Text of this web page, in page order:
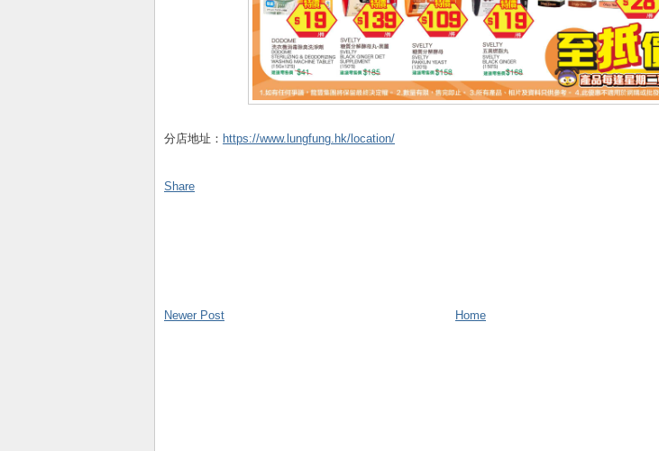
分店地址： https://www.lungfung.hk/location/
Share
Newer Post Home